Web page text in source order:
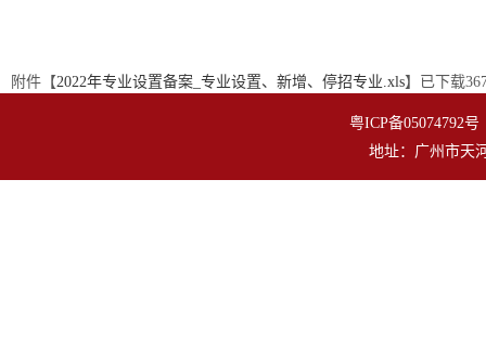
附件【2022年专业设置备案_专业设置、新增、停招专业.xls】已下载
粤ICP备05074792
地址：广州市天